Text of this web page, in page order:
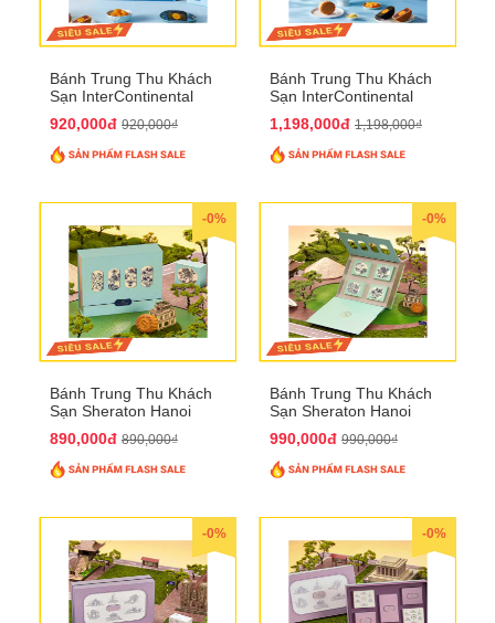
Bánh Trung Thu Khách
Sạn InterContinental
QTTT26
920,000đ 920,000₫
Bánh Trung Thu Khách
Sạn InterContinental
QTTT27
1,198,000đ 1,198,000₫
-0%
Bánh Trung Thu Khách
Sạn Sheraton Hanoi
890,000đ 890,000₫
-0%
Bánh Trung Thu Khách
Sạn Sheraton Hanoi
990,000đ 990,000₫
-0% -0%